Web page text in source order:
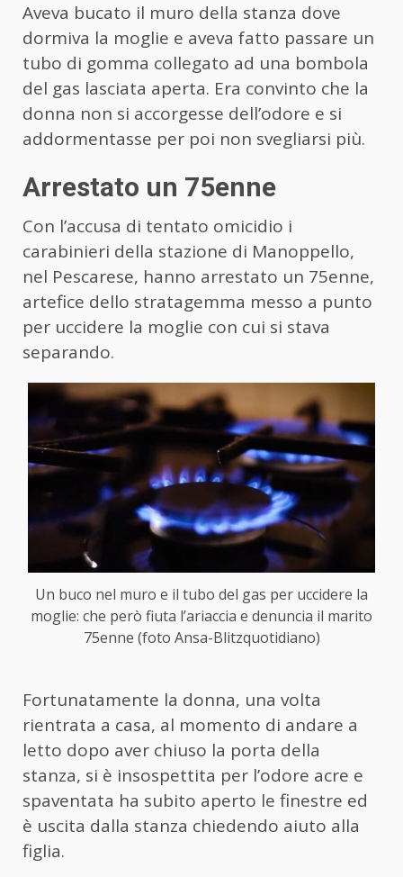
Aveva bucato il muro della stanza dove
dormiva la moglie e aveva fatto passare un
tubo di gomma collegato ad una bombola
del gas lasciata aperta. Era convinto che la
donna non si accorgesse dell’odore e si
addormentasse per poi non svegliarsi più.
Arrestato un 75enne
Con l’accusa di tentato omicidio i
carabinieri della stazione di Manoppello,
nel Pescarese, hanno arrestato un 75enne,
artefice dello stratagemma messo a punto
per uccidere la moglie con cui si stava
separando.
Un buco nel muro e il tubo del gas per uccidere la
moglie: che però fiuta l’ariaccia e denuncia il marito
75enne (foto Ansa-Blitzquotidiano)
Fortunatamente la donna, una volta
rientrata a casa, al momento di andare a
letto dopo aver chiuso la porta della
stanza, si è insospettita per l’odore acre e
spaventata ha subito aperto le finestre ed
è uscita dalla stanza chiedendo aiuto alla
figlia.